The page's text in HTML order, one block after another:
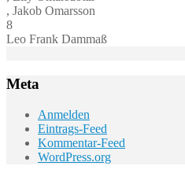
, Jakob Omarsson
8
Leo Frank Dammaß
Meta
Anmelden
Eintrags-Feed
Kommentar-Feed
WordPress.org